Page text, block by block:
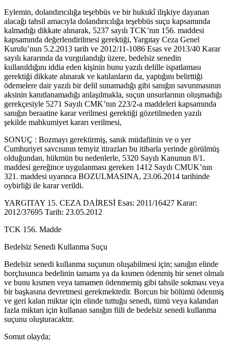
Eylemin, dolandırıcılığa teşebbüs ve bir hukukî ilişkiye dayanan
alacağı tahsil amacıyla dolandırıcılığa teşebbüs suçu kapsamında
kalmadığı dikkate alınarak, 5237 sayılı TCK’nın 156. maddesi
kapsamında değerlendirilmesi gerektiği, Yargıtay Ceza Genel
Kurulu’nun 5.2.2013 tarih ve 2012/11-1086 Esas ve 2013/40 Karar
sayılı kararında da vurgulandığı üzere, bedelsiz senedin
kullanıldığını iddia eden kişinin bunu yazılı delille ispatlaması
gerektiği dikkate alınarak ve katılanların da, yaptığını belirttiği
ödemelere dair yazılı bir delil sunamadığı gibi sanığın savunmasının
aksinin kanıtlanamadığı anlaşılmakla, suçun unsurlarının oluşmadığı
gerekçesiyle 5271 Sayılı CMK’nın 223/2-a maddeleri kapsamında
sanığın beraatine karar verilmesi gerektiği gözetilmeden yazılı
şekilde mahkumiyet kararı verilmesi,
SONUÇ : Bozmayı gerektirmiş, sanık müdafiinin ve o yer
Cumhuriyet savcısının temyiz itirazları bu itibarla yerinde görülmüş
olduğundan, hükmün bu nedenlerle, 5320 Sayılı Kanunun 8/1.
maddesi gereğince uygulanması gereken 1412 Sayılı CMUK’nın
321. maddesi uyarınca BOZULMASINA, 23.06.2014 tarihinde
oybirliği ile karar verildi.
YARGITAY 15. CEZA DAİRESİ Esas: 2011/16427 Karar:
2012/37695 Tarih: 23.05.2012
TCK 156. Madde
Bedelsiz Senedi Kullanma Suçu
Bedelsiz senedi kullanma suçunun oluşabilmesi için; sanığın elinde
borçlusunca bedelinin tamamı ya da kısmen ödenmiş bir senet olmalı
ve bunu kısmen veya tamamen ödenmemiş gibi tahsile sokması veya
bir başkasına devretmesi gerekmektedir. Borcun bir bölümü ödenmiş
ve geri kalan miktar için elinde tuttuğu senedi, tümü veya kalandan
fazla miktarı için kullanan sanığın fiili de bedelsiz senedi kullanma
suçunu oluşturacaktır.
Somut olayda;